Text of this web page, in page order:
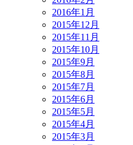
2016年1月
2015年12月
2015年11月
2015年10月
2015年9月
2015年8月
2015年7月
2015年6月
2015年5月
2015年4月
2015年3月